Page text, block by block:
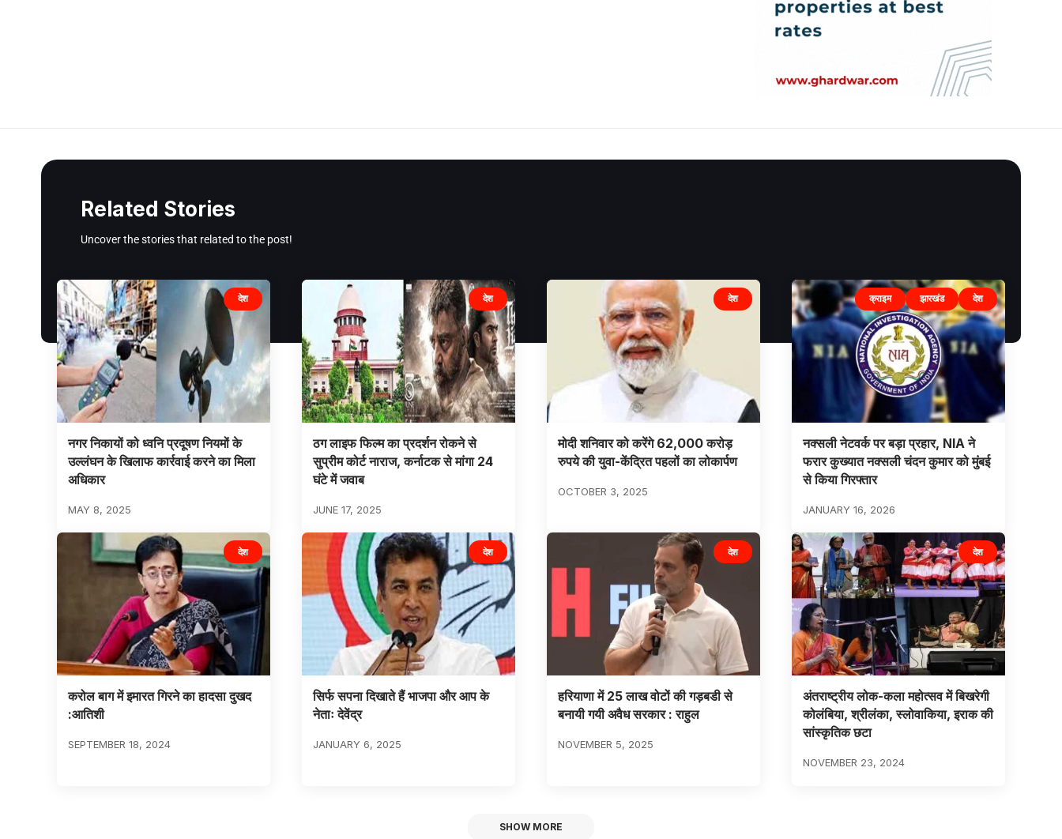
Related Stories
Uncover the stories that related to the post!
देश
नगर निकायों को ध्वनि प्रदूषण नियमों के
उल्लंघन के खिलाफ कार्रवाई करने का मिला
अधिकार
MAY 8, 2025
देश
ठग लाइफ फिल्म का प्रदर्शन रोकने से
सुप्रीम कोर्ट नाराज, कर्नाटक से मांगा 24
घंटे में जवाब
JUNE 17, 2025
देश
मोदी शनिवार को करेंगे 62,000 करोड़
रुपये की युवा-केंद्रित पहलों का लोकार्पण
OCTOBER 3, 2025
क्राइम झारखंड देश
नक्सली नेटवर्क पर बड़ा प्रहार, NIA ने
फरार कुख्यात नक्सली चंदन कुमार को मुंबई
से किया गिरफ्तार
JANUARY 16, 2026
देश
करोल बाग में इमारत गिरने का हादसा दुखद
:आतिशी
SEPTEMBER 18, 2024
देश
सिर्फ सपना दिखाते हैं भाजपा और आप के
नेताः देवेंद्र
JANUARY 6, 2025
देश
हरियाणा में 25 लाख वोटों की गड़बडी से
बनायी गयी अवैध सरकार : राहुल
NOVEMBER 5, 2025
देश
अंतराष्ट्रीय लोक-कला महोत्सव में बिखरेगी
कोलंबिया, श्रीलंका, स्लोवाकिया, इराक की
सांस्कृतिक छटा
NOVEMBER 23, 2024
SHOW MORE